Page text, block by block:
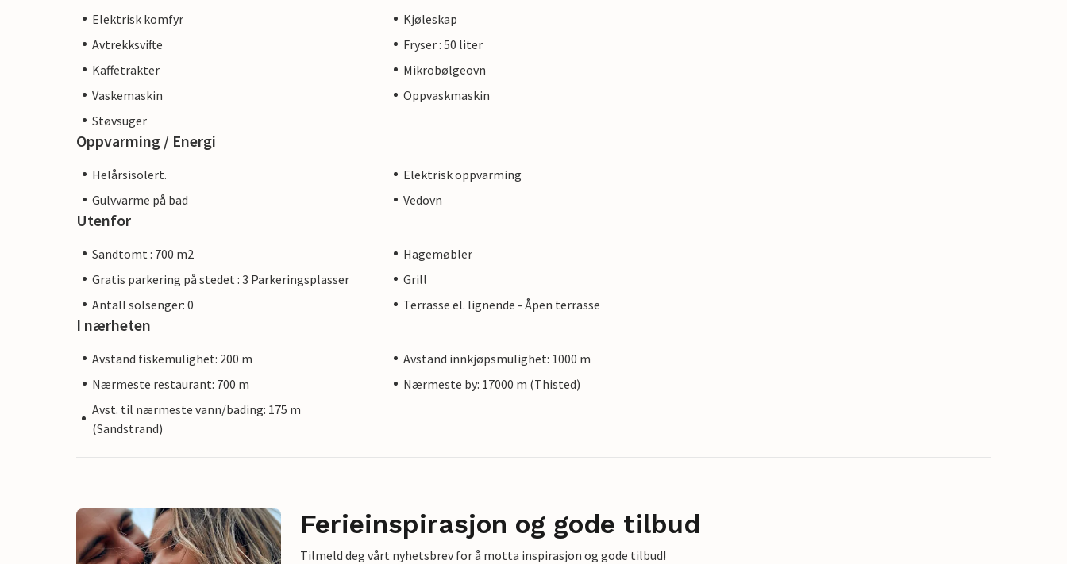
Elektrisk komfyr
Kjøleskap
Avtrekksvifte
Fryser : 50 liter
Kaffetrakter
Mikrobølgeovn
Vaskemaskin
Oppvaskmaskin
Støvsuger
Oppvarming / Energi
Helårsisolert.
Elektrisk oppvarming
Gulvvarme på bad
Vedovn
Utenfor
Sandtomt : 700 m2
Hagemøbler
Gratis parkering på stedet : 3 Parkeringsplasser
Grill
Antall solsenger: 0
Terrasse el. lignende - Åpen terrasse
I nærheten
Avstand fiskemulighet: 200 m
Avstand innkjøpsmulighet: 1000 m
Nærmeste restaurant: 700 m
Nærmeste by: 17000 m (Thisted)
Avst. til nærmeste vann/bading: 175 m
(Sandstrand)
Ferieinspirasjon og gode tilbud
Tilmeld deg vårt nyhetsbrev for å motta inspirasjon og gode tilbud!